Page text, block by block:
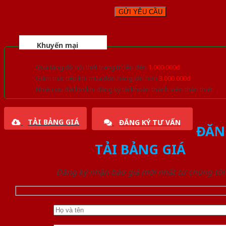
Khuyến mại
Quà tặng đồ nội thất trang trí lên đến 1.000.000đ
Giảm trực tiếp khi mua đơn hàng lớn hơn 3.000.000đ
Nhiều ưu đãi lớn khi đăng ký tài khoản thành viên thân thiết
TẢI BẢNG GIÁ ĐĂNG KÝ TƯ VẤN
TẢI BẢNG GIÁ
Đăng ký nhận báo giá mới nhất từ chúng tôi